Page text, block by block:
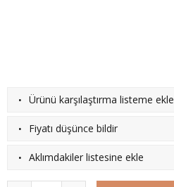
· Ürünü karşılaştırma listeme ekle
· Fiyatı düşünce bildir
· Aklımdakiler listesine ekle